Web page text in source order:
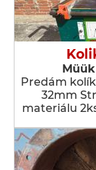
Predám
32mm
materiálu